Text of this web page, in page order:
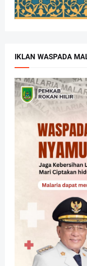
IKLAN WASPADA